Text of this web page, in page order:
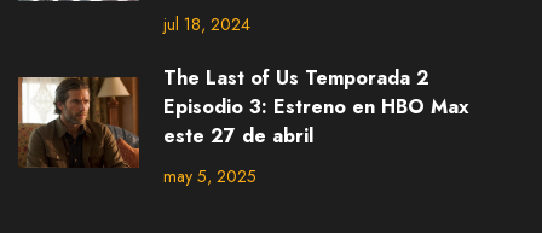
jul 18, 2024
The Last of Us Temporada 2
Episodio 3: Estreno en HBO Max
este 27 de abril
may 5, 2025